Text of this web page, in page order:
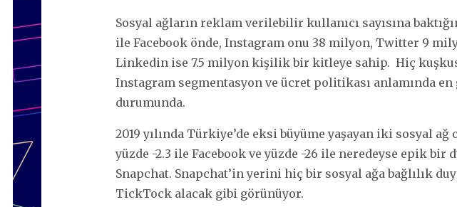
Sosyal ağların reklam verilebilir kullanıcı sayısına
ile Facebook önde, Instagram onu 38 milyon, Twitter 9
Linkedin ise 7.5 milyon kişilik bir kitleye sahip. Hiç
Instagram segmentasyon ve ücret politikası anlamında
durumunda.
2019 yılında Türkiye’de eksi büyüme yaşayan iki sosyal
yüzde -2.3 ile Facebook ve yüzde -26 ile neredeyse epik bir
Snapchat. Snapchat’in yerini hiç bir sosyal ağa bağlılık
TickTock alacak gibi görünüyor.